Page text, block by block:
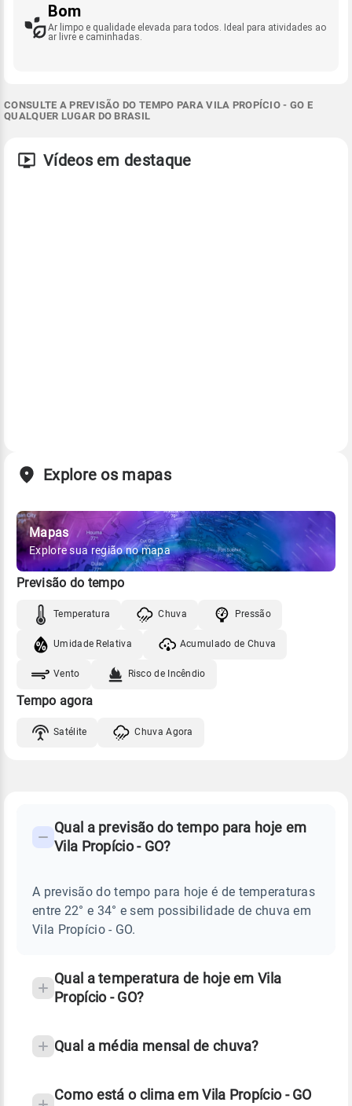
Bom
Ar limpo e qualidade elevada para todos. Ideal para atividades ao
ar livre e caminhadas.
CONSULTE A PREVISÃO DO TEMPO PARA VILA PROPÍCIO - GO E
QUALQUER LUGAR DO BRASIL
Vídeos em destaque
Explore os mapas
Mapas
Explore sua região no mapa
Previsão do tempo
Temperatura Chuva Pressão
Umidade Relativa Acumulado de Chuva
Vento Risco de Incêndio
Tempo agora
Satélite Chuva Agora
TEMPO
PROPÍCIO
Perguntas
sobre
chuva
Qual a previsão do tempo para hoje em
Vila Propício - GO?
A previsão do tempo para hoje é de temperaturas
entre 22° e 34° e sem possibilidade de chuva em
Vila Propício - GO.
Qual a temperatura de hoje em Vila
Propício - GO?
Qual a média mensal de chuva?
Como está o clima em Vila Propício - GO